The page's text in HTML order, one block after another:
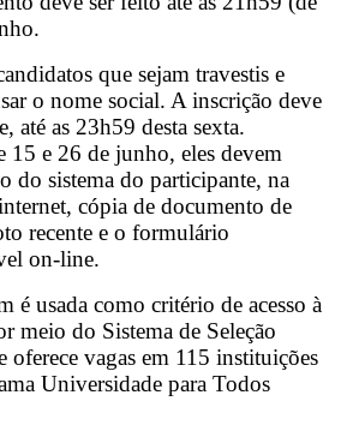
que sejam travestis e
o nome social. A inscrição deve
até as 23h59 desta sexta.
15 e 26 de junho, eles devem
do sistema do participante, na
cópia de documento de
recente e o formulário
on-line.
é usada como critério de acesso à
meio do Sistema de Seleção
vagas em 115 instituições
Universidade para Todos